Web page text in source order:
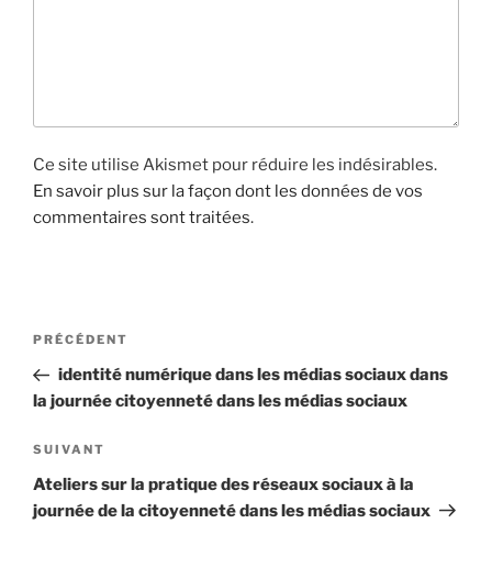
Ce site utilise Akismet pour réduire les indésirables.
En savoir plus sur la façon dont les données de vos
commentaires sont traitées.
v
g
a
t
A
r
t
c
e
p
PRÉCÉDENT
identité numérique dans les médias sociaux dans
la journée citoyenneté dans les médias sociaux
A
r
t
SUIVANT
Ateliers sur la pratique des réseaux sociaux à la
journée de la citoyenneté dans les médias sociaux